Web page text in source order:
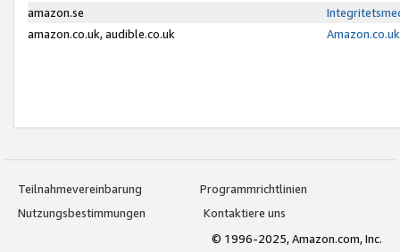
amazon.se
amazon.co.uk, audible.co.uk
Teilnahmevereinbarung
Programmrichtlinien
Nutzungsbestimmungen
Kontaktiere uns
© 1996-2025, Amazon.com, Inc.